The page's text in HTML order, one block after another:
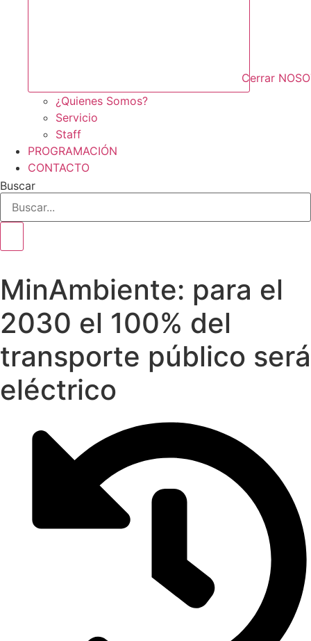
Cerrar
¿Quienes Somos?
Servicio
Staff
PROGRAMACIÓN
CONTACTO
Buscar
MinAmbiente: para el
2030 el 100% del
transporte público será
eléctrico